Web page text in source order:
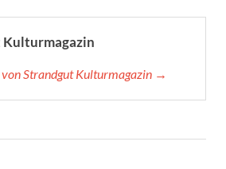
Kulturmagazin
von Strandgut Kulturmagazin →